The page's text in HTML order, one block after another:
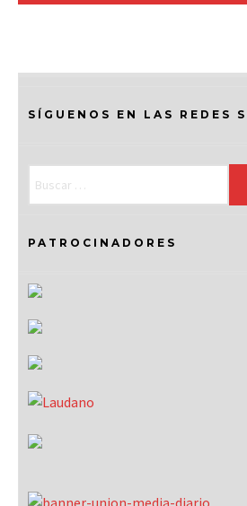
SÍGUENOS EN LAS REDES
PATROCINADORES